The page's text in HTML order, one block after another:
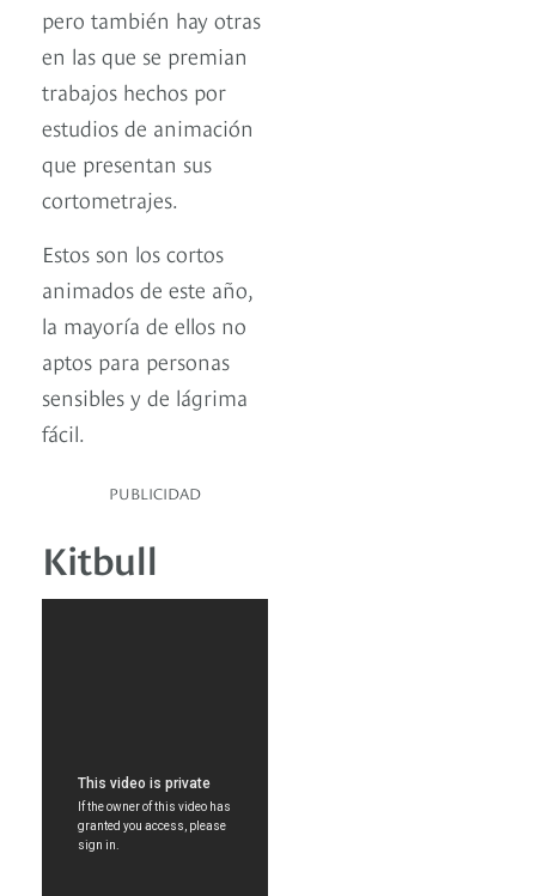
pero también hay otras
en las que se premian
trabajos hechos por
estudios de animación
que presentan sus
cortometrajes.
Estos son los cortos
animados de este año,
la mayoría de ellos no
aptos para personas
sensibles y de lágrima
fácil.
PUBLICIDAD
Kitbull